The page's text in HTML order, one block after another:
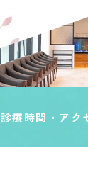
診療時間・アク